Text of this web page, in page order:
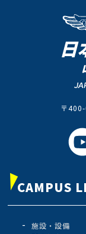
〒
CAMPUS
施設・設備